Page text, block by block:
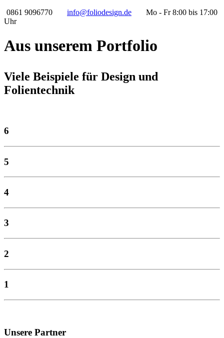
0861 9096770
info@foliodesign.de
Mo - Fr 8:00 bis 17:00
Uhr
Aus unserem Portfolio
Viele Beispiele für Design und
Folientechnik
6
5
4
3
2
1
Unsere Partner